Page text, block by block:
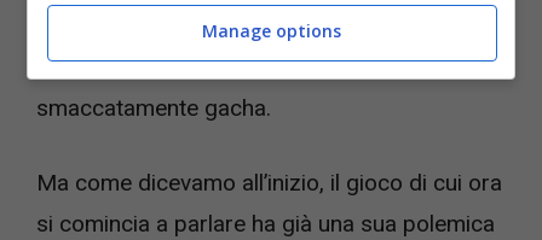
Xbox sentono la mancanza di un’esperienza
multiplayer che non sia un gioco
smaccatamente gacha.
Ma come dicevamo all’inizio, il gioco di cui ora
si comincia a parlare ha già una sua polemica
Manage options